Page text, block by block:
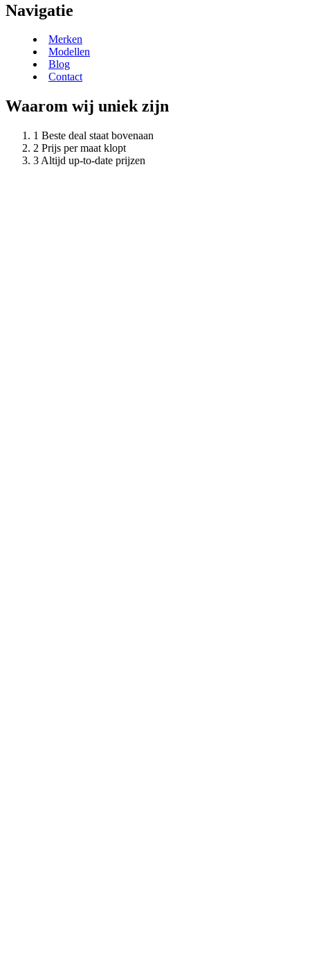
Navigatie
Merken
Modellen
Blog
Contact
Waarom wij uniek zijn
Beste deal staat bovenaan
Prijs per maat klopt
Altijd up-to-date prijzen